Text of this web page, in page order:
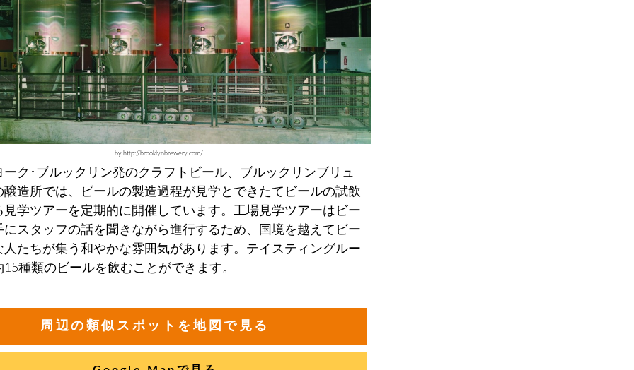
by http://brooklynbrewery.com/
ーク･ブルックリン発のクラフトビール、ブルックリンブリュ
醸造所では、ビールの製造過程が見学とできたてビールの試飲
見学ツアーを定期的に開催しています。工場見学ツアーはビー
にスタッフの話を聞きながら進行するため、国境を越えてビー
人たちが集う和やかな雰囲気があります。テイスティングルー
15種類のビールを飲むことができます。
周辺の類似スポットを地図で見る